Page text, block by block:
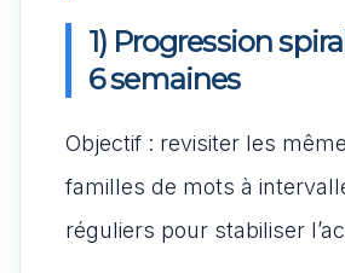
1) Progression
6 semaines
Objectif : revisiter les
familles de mots à
réguliers pour stabiliser